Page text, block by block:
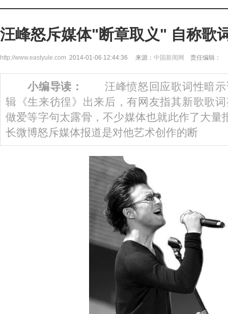
汪峰怒斥媒体"断章取义" 自称歌
http://www.eastyule.com 2014-01-06 12:44:36 来源： 中国新闻网 责任编辑：
小编导读：
汪峰愤怒回应歌词性暗
辑《生来彷徨》出来后，有网友指其新歌歌
做爱等字句太露骨，不少媒体也就此作了大量
长微博怒斥媒体报道是对他艺术创作的断